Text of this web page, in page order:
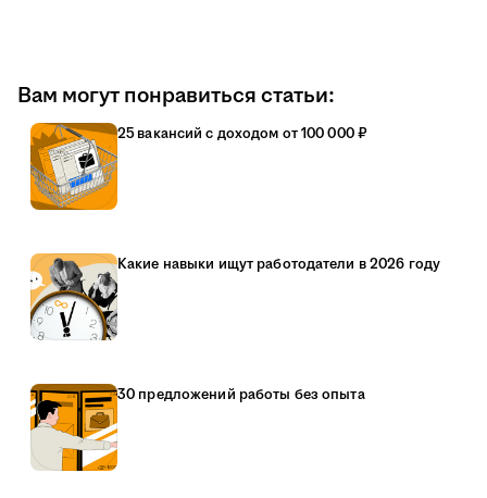
Вам могут понравиться статьи:
25 вакансий с доходом от 100 000 ₽
Какие навыки ищут работодатели в 2026 году
30 предложений работы без опыта